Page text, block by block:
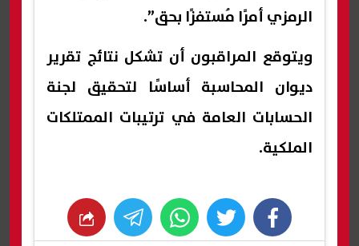
الرمزي أمرًا مُستفزًا بحق”.
ويتوقع المراقبون أن تشكل نتائج تقرير
ديوان المحاسبة أساسًا لتحقيق لجنة
الحسابات العامة في ترتيبات الممتلكات
الملكية.
facebook
twitter
whats